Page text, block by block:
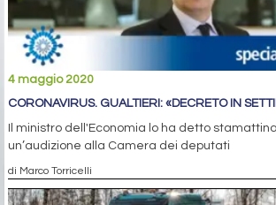
4 maggio 2020
CORONAVIRUS. GUALTIERI: «DECRETO IN
Il ministro dell'Economia lo ha detto
un’audizione alla Camera dei deputati
di Marco Torricelli